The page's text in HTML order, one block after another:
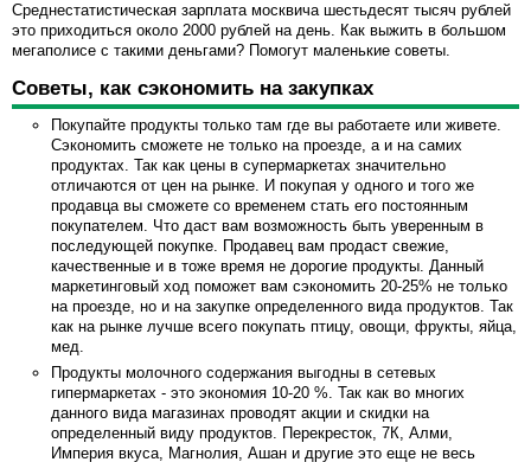
Среднестатистическая зарплата москвича шестьдесят тысяч рублей
это приходиться около 2000 рублей на день. Как выжить в большом
мегаполисе с такими деньгами? Помогут маленькие советы.
Советы, как сэкономить на закупках
Покупайте продукты только там где вы работаете или живете.
Сэкономить сможете не только на проезде, а и на самих
продуктах. Так как цены в супермаркетах значительно
отличаются от цен на рынке. И покупая у одного и того же
продавца вы сможете со временем стать его постоянным
покупателем. Что даст вам возможность быть уверенным в
последующей покупке. Продавец вам продаст свежие,
качественные и в тоже время не дорогие продукты. Данный
маркетинговый ход поможет вам сэкономить 20-25% не только
на проезде, но и на закупке определенного вида продуктов. Так
как на рынке лучше всего покупать птицу, овощи, фрукты, яйца,
мед.
Продукты молочного содержания выгодны в сетевых
гипермаркетах - это экономия 10-20 %. Так как во многих
данного вида магазинах проводят акции и скидки на
определенный виду продуктов. Перекресток, 7К, Алми,
Империя вкуса, Магнолия, Ашан и другие это еще не весь